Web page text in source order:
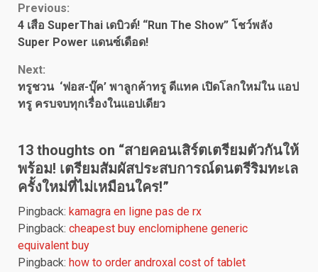
Continue
Reading
Previous:
4 เสือ SuperThai เดบิวต์! “Run The Show” โชว์พลัง
Super Power แดนซ์เดือด!
Next:
ทรูชวน ‘ฟอส-บุ๊ค’ พาลูกค้าทรู ดีแทค เปิดโลกใหม่ใน แอป
ทรู ครบจบทุกเรื่องในแอปเดียว
13 thoughts on “สายคอนเสิร์ตเตรียมตัวกันให้
พร้อม! เตรียมสัมผัสประสบการณ์ดนตรีริมทะเล
ครั้งใหม่ที่ไม่เหมือนใคร!”
Pingback: kamagra en ligne pas de rx
Pingback: cheapest buy enclomiphene generic
equivalent buy
Pingback: how to order androxal cost of tablet